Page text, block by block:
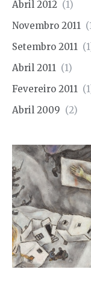
Abril 2012 (1)
Novembro 2011
Setembro 2011
Abril 2011 (1)
Fevereiro 2011
Abril 2009 (2)